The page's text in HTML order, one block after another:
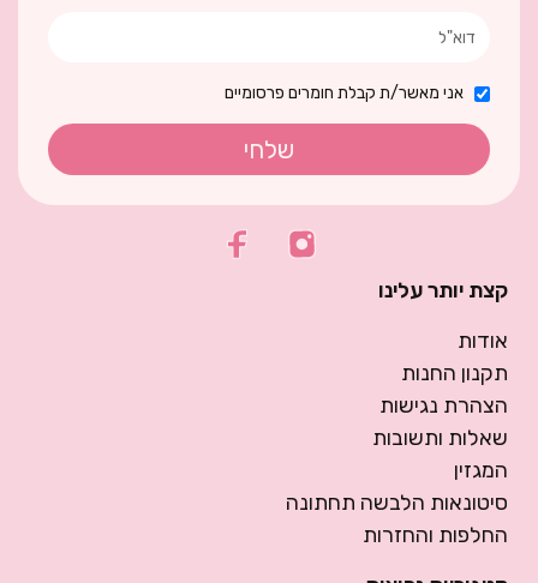
אני מאשר/ת קבלת חומרים פרסומיים
שלחי
קצת יותר עלינו
אודות
תקנון החנות
הצהרת נגישות
שאלות ותשובות
המגזין
סיטונאות הלבשה תחתונה
החלפות והחזרות